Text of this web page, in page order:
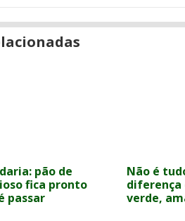
pão de
fica pronto
passar
Não é
verde,